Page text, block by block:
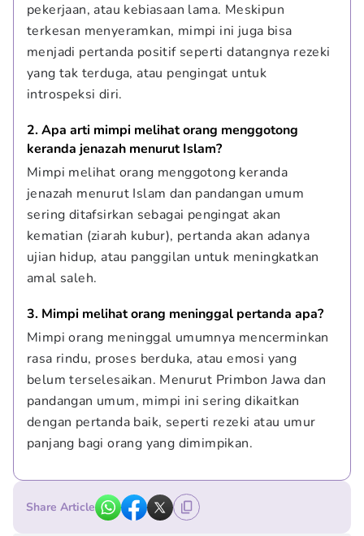
pekerjaan, atau kebiasaan lama. Meskipun
terkesan menyeramkan, mimpi ini juga bisa
menjadi pertanda positif seperti datangnya rezeki
yang tak terduga, atau pengingat untuk
introspeksi diri.
2. Apa arti mimpi melihat orang menggotong
keranda jenazah menurut Islam?
Mimpi melihat orang menggotong keranda
jenazah menurut Islam dan pandangan umum
sering ditafsirkan sebagai pengingat akan
kematian (ziarah kubur), pertanda akan adanya
ujian hidup, atau panggilan untuk meningkatkan
amal saleh.
3. Mimpi melihat orang meninggal pertanda apa?
Mimpi orang meninggal umumnya mencerminkan
rasa rindu, proses berduka, atau emosi yang
belum terselesaikan. Menurut Primbon Jawa dan
pandangan umum, mimpi ini sering dikaitkan
dengan pertanda baik, seperti rezeki atau umur
panjang bagi orang yang dimimpikan.
Share Article